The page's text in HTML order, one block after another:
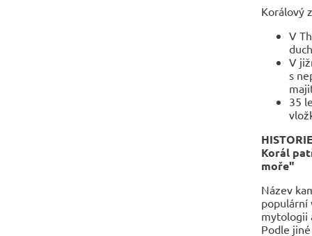
Korálový
V
V
s
35
Korál
moře"
Název
populární
mytologii
Podle